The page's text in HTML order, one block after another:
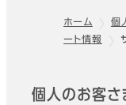
フッター
ホーム 個
ート情報
クイックリン
個人のお客さ